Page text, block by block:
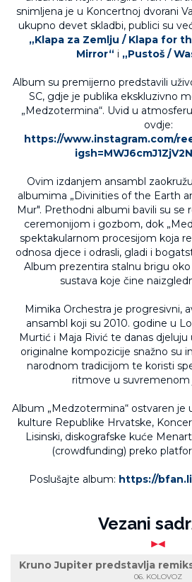
snimljena je u Koncertnoj dvorani
ukupno devet skladbi, publici su
„Klapa za Zemlju / Klapa for
Mirror“ i „Pustoš /
Album su premijerno predstavili
SC, gdje je publika ekskluzivno
„Medzotermina“. Uvid u
ovdje:
https://www.instagram.com/
Ovim izdanjem ansambl
albumima „Divinities of the Earth
Mur". Prethodni albumi bavili su
ceremonijom i gozbom, dok
spektakularnom procesijom koja
odnosa djece i odrasli, gladi i
Album prezentira stalnu brigu oko
sustava koje čine
Mimika Orchestra je progresivni,
ansambl koji su 2010. godine u
Murtić i Maja Rivić te danas
originalne kompozicije snažno su
narodnom tradicijom te koristi
ritmove u suvremenom
Album „Medzotermina“ ostvaren je
kulture Republike Hrvatske,
Lisinski, diskografske kuće
(crowdfunding) preko
Poslušajte album: https://
Vezani
Kruno Jupiter predstavlja
06. KOLOVOZ